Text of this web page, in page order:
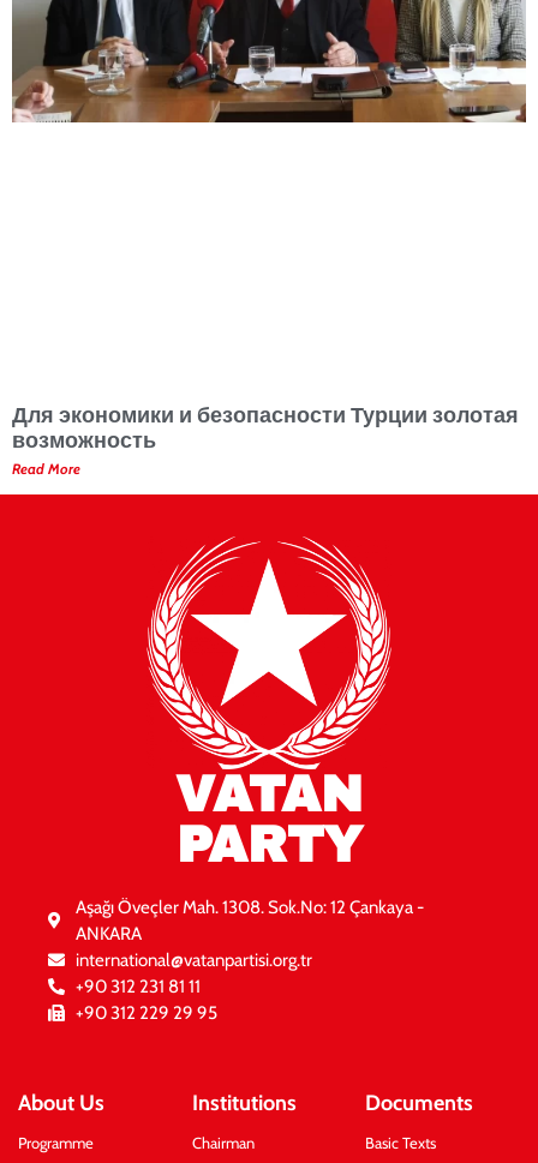
Для экономики и безопасности Турции золотая
возможность
Read More
VATAN
PARTY
Aşağı Öveçler Mah. 1308. Sok.No: 12 Çankaya -
ANKARA
international@vatanpartisi.org.tr
+90 312 231 81 11
+90 312 229 29 95
About Us
Programme
Institutions
Chairman
Documents
Basic Texts